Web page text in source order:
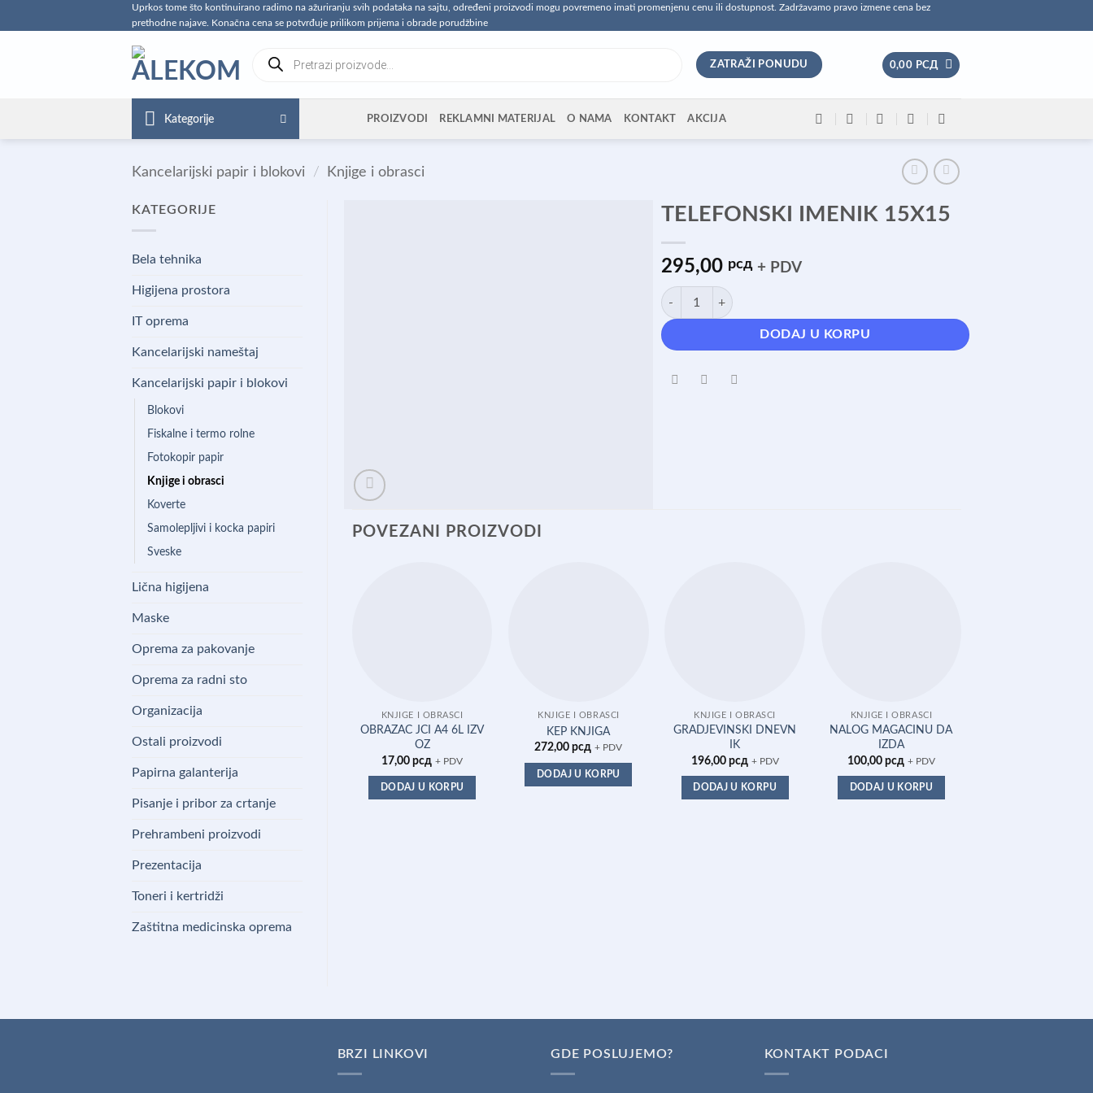
na
Uprkos tome što kontinuirano radimo na ažuriranju svih podataka na sajtu, određeni proizvodi mogu povremeno imati promenjenu cenu ili dostupnost. Zadržavamo pravo izmene cena bez
prethodne najave. Konačna cena se potvrđuje prilikom prijema i obrade porudžbine
search
ZATRAŽI PONUDU 0,00 РСД
Kategorije PROIZVODI REKLAMNI MATERIJAL O NAMA KONTAKT AKCIJA
Kancelarijski papir i blokovi / Knjige i obrasci
KATEGORIJE
Bela tehnika
Higijena prostora
IT oprema
Kancelarijski nameštaj
Kancelarijski papir i blokovi
Blokovi
Fiskalne i termo rolne
Fotokopir papir
Knjige i obrasci
Koverte
Samolepljivi i kocka papiri
Sveske
Lična higijena
Maske
Oprema za pakovanje
Oprema za radni sto
Organizacija
Ostali proizvodi
Papirna galanterija
Pisanje i pribor za crtanje
Prehrambeni proizvodi
Prezentacija
Toneri i kertridži
Zaštitna medicinska oprema
TELEFONSKI IMENIK 15X15
295,00 рсд + PDV
TELEFONSKI IMENIK 15X15 količina
DODAJ U KORPU
POVEZANI PROIZVODI
KNJIGE I OBRASCI
OBRAZAC JCI A4 6L IZV
OZ
17,00рсд + PDV
DODAJ U KORPU
KNJIGE I OBRASCI
KEP KNJIGA
272,00рсд + PDV
DODAJ U KORPU
KNJIGE I OBRASCI
GRADJEVINSKI DNEVN
IK
196,00 рсд + PDV
DODAJ U KORPU
KNJIGE I OBRASCI
NALOG MAGACINU DA
IZDA
100,00 рсд + PDV
DODAJ U KORPU
BRZI LINKOVI GDE POSLUJEMO? KONTAKT PODACI